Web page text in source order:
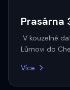
Prasárna
V kouzelné
Lůmovi do
Více